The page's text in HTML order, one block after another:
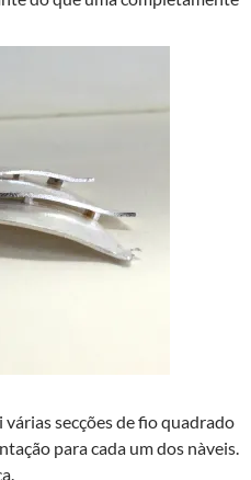
secções de fio quadrado
para cada um dos nà­veis.